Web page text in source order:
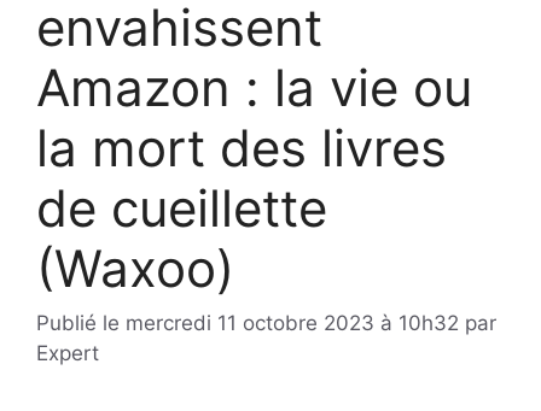
envahissent
Amazon : la vie ou
la mort des livres
de cueillette
(Waxoo)
Publié le mercredi 11 octobre 2023 à 10h32 par
Expert